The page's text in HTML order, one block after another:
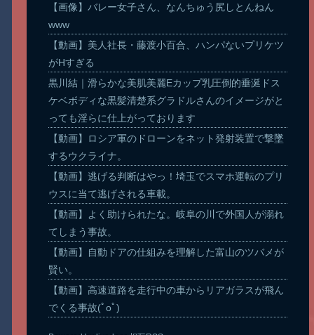
【画像】バレー女子さん、なんちゅう尻しとんねん
www
【動画】美人社長・藤渡小百合、ハンパないプリケツ
がHすぎる
黒川結｜滑らかな美肌美麗Eカップ乳圧倒的垂涎ドス
ケベボディな黒髪清楚系グラドルさんのイメージがと
っても淫らに仕上がっております
【動画】ロシア軍のドローンをネット発射装置で撃墜
するウクライナ。
【動画】逃げる判断はやっ！埼玉でスマホ運転のプリ
ウスに当て逃げされる車載。
【動画】よく助けられたな。岐阜の川で外国人が溺れ
てしまう事故。
【動画】自動ドアの仕組みを理解した富山のツバメが
賢い。
【動画】高速道路を走行中の車からリアガラスが飛ん
でくる事故(ﾟoﾟ)